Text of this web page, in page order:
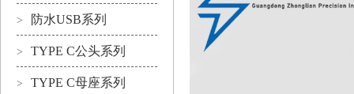
> 防水USB系列
> TYPE C公头系列
> TYPE C母座系列